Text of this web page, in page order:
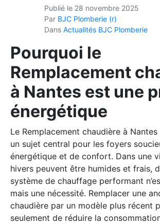
Publié le 28 novembre 2025
Par BJC Plomberie (r)
Dans Actualités BJC Plomberie
Pourquoi le
Remplacement
à Nantes est une
énergétique
Le Remplacement chaudière à Nantes
un sujet central pour les foyers
énergétique et de confort. Dans une
hivers peuvent être humides et frais,
système de chauffage performant
mais une nécessité. Remplacer une
chaudière par un modèle plus récent
seulement de réduire la